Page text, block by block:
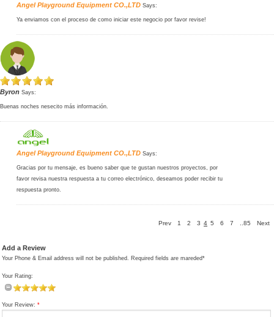
Angel Playground Equipment CO.,LTD Says:
Ya enviamos con el proceso de como iniciar este negocio por favor revise!
Byron Says:
Buenas noches nesecito más información.
Angel Playground Equipment CO.,LTD Says:
Gracias por tu mensaje, es bueno saber que te gustan nuestros proyectos, por
favor revisa nuestra respuesta a tu correo electrónico, deseamos poder recibir tu
respuesta pronto.
Prev 1 2 3 4 5 6 7 ..85 Next
Add a Review
Your Phone & Email address will not be published. Required fields are mareded*
Your Rating:
Your Review: *